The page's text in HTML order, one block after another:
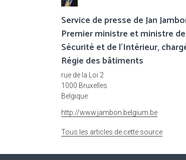
Service de presse de Jan
Premier ministre et ministre
Sécurité et de l'Intérieur,
Régie des bâtiments
rue de la Loi 2
1000 Bruxelles
Belgique
http://www.jambon.belgium.be
Tous les articles de cette source